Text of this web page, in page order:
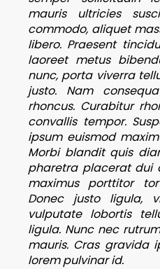
mauris ultricies
commodo, aliquet
libero. Praesent
laoreet metus
nunc, porta viverra
justo. Nam
rhoncus. Curabitur
convallis tempor.
ipsum euismod
Morbi blandit quis
pharetra placerat dui
maximus porttitor
Donec justo ligula,
vulputate lobortis
ligula. Nunc nec
mauris. Cras gravida
lorem pulvinar id.